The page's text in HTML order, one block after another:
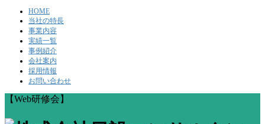
HOME
当社の特長
事業内容
実績一覧
事例紹介
会社案内
採用情報
お問い合わせ
【Web研修会】